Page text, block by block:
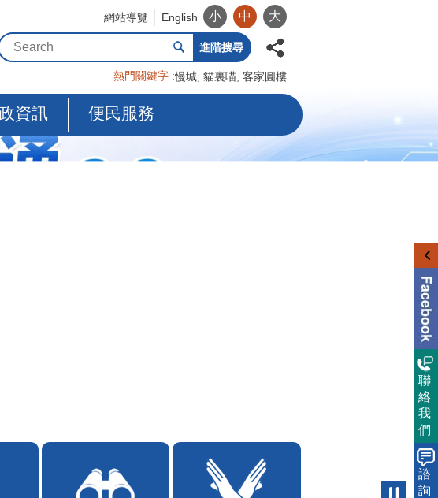
網站導覽 English 小 中 大
進階搜尋
熱門關鍵字 慢城 貓裏喵 客家圓樓
資訊 便民服務
聯
絡
我
們
諮
詢